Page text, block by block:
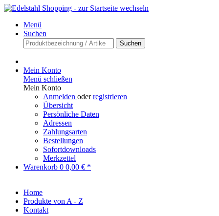
Menü
Suchen
Suchen
Mein Konto
Menü schließen
Mein Konto
Anmelden oderregistrieren
Übersicht
Persönliche Daten
Adressen
Zahlungsarten
Bestellungen
Sofortdownloads
Merkzettel
Warenkorb 0 0,00 € *
Home
Produkte von A - Z
Kontakt